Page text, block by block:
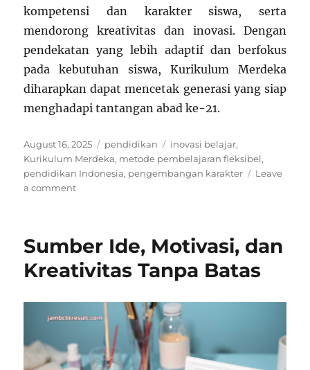
kompetensi dan karakter siswa, serta
mendorong kreativitas dan inovasi. Dengan
pendekatan yang lebih adaptif dan berfokus
pada kebutuhan siswa, Kurikulum Merdeka
diharapkan dapat mencetak generasi yang siap
menghadapi tantangan abad ke-21.
Posted
on
August 16, 2025 Categories
pendidikan Tags
inovasi belajar,
Kurikulum Merdeka, metode pembelajaran fleksibel,
pendidikan Indonesia, pengembangan karakter
Leave
a commenton
dalam
Meningkatkan
Pendidikan
Sumber Ide, Motivasi, dan
Kreativitas Tanpa Batas